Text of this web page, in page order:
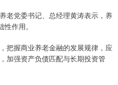
老党委书记、总经理黄涛表示，养
作用。
握商业养老金融的发展规律，应
加强资产负债匹配与长期投资管